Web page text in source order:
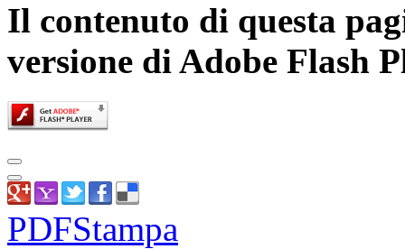
Il contenuto di questa
versione di Adobe Flash
PDFStampa